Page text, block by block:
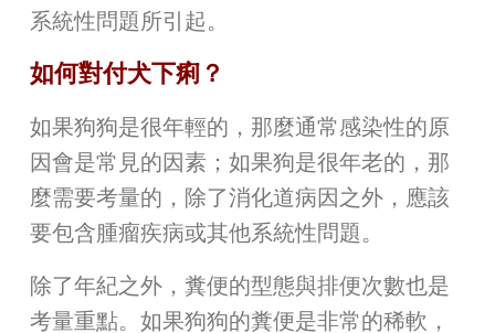
系統性問題所引起。
如何對付犬下痢？
如果狗狗是很年輕的，那麼通常感染性的原
因會是常見的因素；如果狗是很年老的，那
麼需要考量的，除了消化道病因之外，應該
要包含腫瘤疾病或其他系統性問題。
除了年紀之外，糞便的型態與排便次數也是
考量重點。如果狗狗的糞便是非常的稀軟，